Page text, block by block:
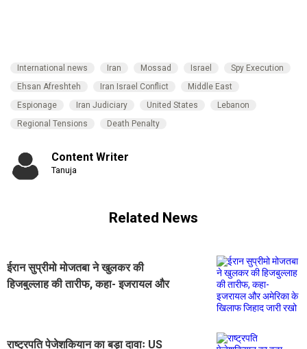
International news Iran Mossad Israel
Spy Execution
Ehsan Afreshteh
Iran Israel Conflict
Middle East
Espionage
Iran Judiciary United States
Lebanon
Regional Tensions
Death Penalty
Content Writer
Tanuja
Related News
ईरान सुप्रीमो मोजतबा ने खुलकर की
हिजबुल्लाह की तारीफ, कहा- इजरायल और
राष्ट्रपति पेजेशकियान का बड़ा दावाः US